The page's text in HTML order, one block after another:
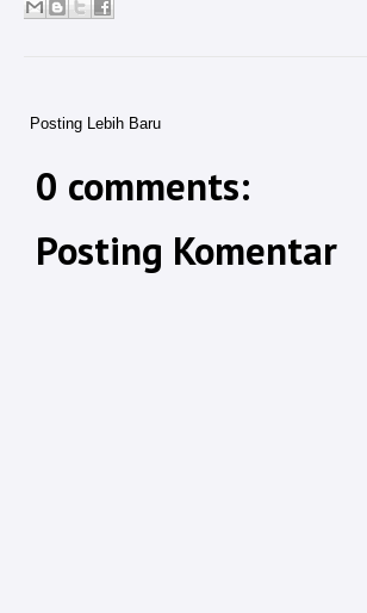
Posting Lebih Baru
0 comments:
Posting Komentar